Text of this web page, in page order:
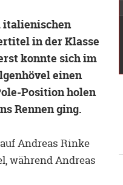
italienischen
in der Klasse
konnte sich im
einen
Position holen
Rennen ging.
Andreas Rinke
während Andreas